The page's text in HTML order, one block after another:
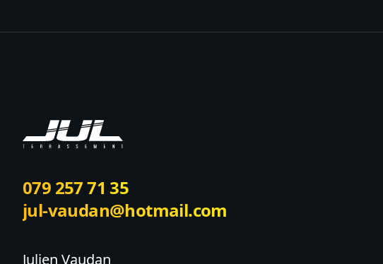
079 257 71 35
jul-vaudan@hotmail.com
Julien Vaudan